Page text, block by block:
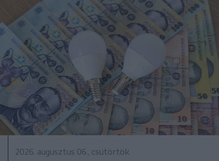
2026. augusztus 06., csütörtök